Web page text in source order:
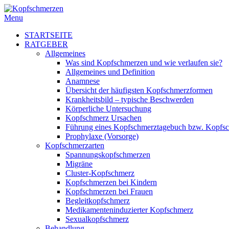
Menu
STARTSEITE
RATGEBER
Allgemeines
Was sind Kopfschmerzen und wie verlaufen sie?
Allgemeines und Definition
Anamnese
Übersicht der häufigsten Kopfschmerzformen
Krankheitsbild – typische Beschwerden
Körperliche Untersuchung
Kopfschmerz Ursachen
Führung eines Kopfschmerztagebuch bzw.
Prophylaxe (Vorsorge)
Kopfschmerzarten
Spannungskopfschmerzen
Migräne
Cluster-Kopfschmerz
Kopfschmerzen bei Kindern
Kopfschmerzen bei Frauen
Begleitkopfschmerz
Medikamenteninduzierter Kopfschmerz
Sexualkopfschmerz